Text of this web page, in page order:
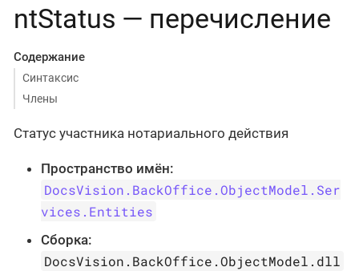
ntStatus — перечисление
Содержание
Синтаксис
Члены
Статус участника нотариального действия
Пространство имён:
DocsVision.BackOffice.ObjectModel.Ser
vices.Entities
Сборка:
DocsVision.BackOffice.ObjectModel.dll